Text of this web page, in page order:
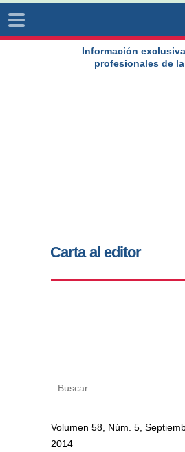
Información
profesionales de
Carta al editor
Volumen 58, Núm. 5,
2014